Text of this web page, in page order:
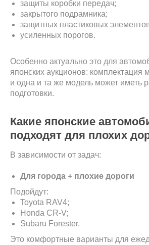
защиты коробки передач;
закрытого подрамника;
защитных пластиковых
усиленных порогов.
Особенно актуально это для
японских аукционов: комплектация
и одна и та же модель может иметь
подготовки.
Какие японские
подходят для плохих
В зависимости от задач:
Для города + плохие дороги
Подойдут:
Toyota RAV4;
Honda CR-V;
Subaru Forester.
Это комфортные варианты для